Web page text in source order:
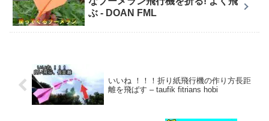
ぶ - DOAN FML
いいね ！！！折り紙飛行機の作り方長距
離を飛ばす – taufik fitrians hobi